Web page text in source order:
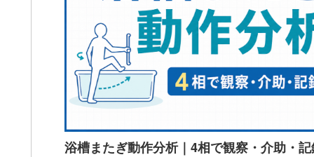
浴槽またぎ動作分析｜4相で観察・介助・